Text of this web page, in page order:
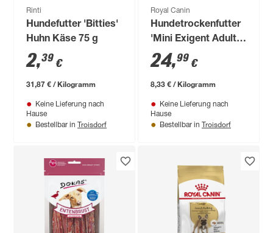
Rinti
Hundefutter 'Bitties'
Huhn Käse 75 g
2,39 €
31,87 € / Kilogramm
Keine Lieferung nach
Hause
Bestellbar in Troisdorf
Royal Canin
Hundetrockenfutter
'Mini Exigent Adult'
3 kg
24,99 €
8,33 € / Kilogramm
Keine Lieferung nach
Hause
Bestellbar in Troisdorf